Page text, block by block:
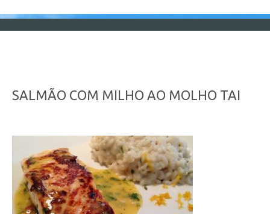
SALMÃO COM MILHO AO MOLHO TAI